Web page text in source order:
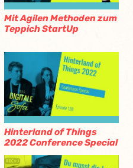
Mit Agilen Methoden zum
Teppich StartUp
Hinterland of Things
2022 Conference Special